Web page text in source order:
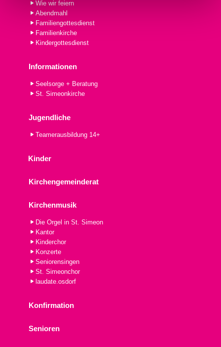
Wie wir feiern
Abendmahl
Familiengottesdienst
Familienkirche
Kindergottesdienst
Informationen
Seelsorge + Beratung
St. Simeonkirche
Jugendliche
Teamerausbildung 14+
Kinder
Kirchengemeinderat
Kirchenmusik
Die Orgel in St. Simeon
Kantor
Kinderchor
Konzerte
Seniorensingen
St. Simeonchor
laudate.osdorf
Konfirmation
Senioren